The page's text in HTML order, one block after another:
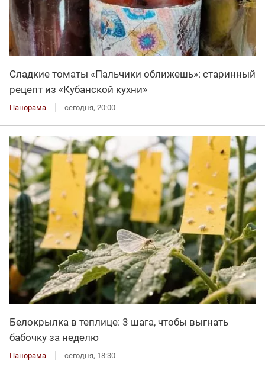
Сладкие томаты «Пальчики оближешь»: старинный
рецепт из «Кубанской кухни»
Панорама сегодня, 20:00
Белокрылка в теплице: 3 шага, чтобы выгнать
бабочку за неделю
Панорама сегодня, 18:30